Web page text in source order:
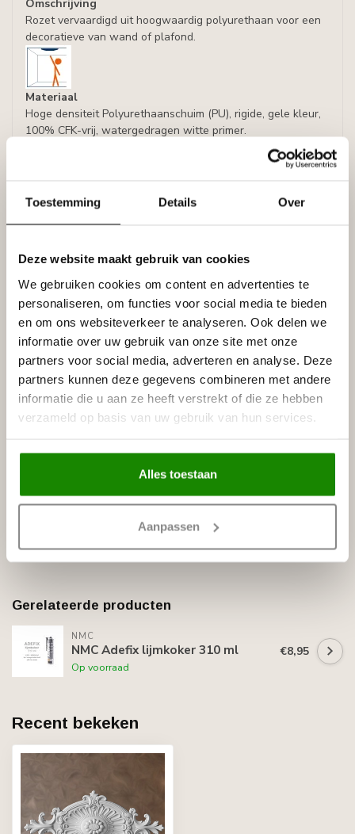
Toestemming Details Over
Deze website maakt gebruik van cookies
We gebruiken cookies om content en advertenties te
personaliseren, om functies voor social media te bieden
en om ons websiteverkeer te analyseren. Ook delen we
informatie over uw gebruik van onze site met onze
partners voor social media, adverteren en analyse. Deze
partners kunnen deze gegevens combineren met andere
informatie die u aan ze heeft verstrekt of die ze hebben
verzameld op basis van uw gebruik van hun services.
Alles toestaan
Aanpassen
Omschrijving
Rozet vervaardigd uit hoogwaardig polyurethaan voor een
decoratieve van wand of plafond.
Materiaal
Hoge densiteit Polyurethaanschuim (PU), rigide, gele kleur,
100% CFK-vrij, watergedragen witte primer.
Hoogte 4,5 cm
Uitvoering
- Lijmen met : Adefix, lijmverbruik: 48 ml/stuk.
- Afwerking : Rozet is voorbehandeld met een
watergedragen witte primer, overschilderbaar met alle
soorten verf met uitzondering van silicaathoudende verven.
Profiel rozet R114 60 x 31,5 cm ~ Profiel rozet Arstyl R1 60,5
Leverancier
Gerelateerde producten
NMC
NMC Adefix lijmkoker 310 ml
Op voorraad
€8,95
Recent bekeken